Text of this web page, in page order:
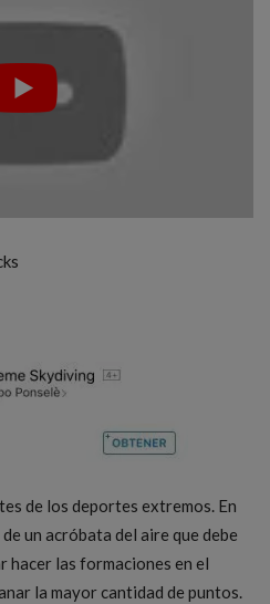
de los deportes extremos. En
un acróbata del aire que debe
hacer las formaciones en el
la mayor cantidad de puntos.